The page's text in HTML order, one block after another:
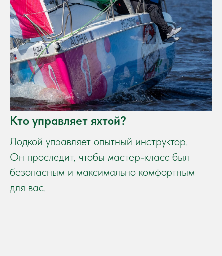
Кто управляет яхтой?
Лодкой управляет опытный инструктор.
Он проследит, чтобы мастер-класс был
безопасным и максимально комфортным
для вас.